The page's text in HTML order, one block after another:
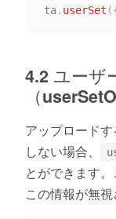
ta. userSet (
4.2 ユーザ
（
アップロード
しない場合、
とができます
この情報が無視